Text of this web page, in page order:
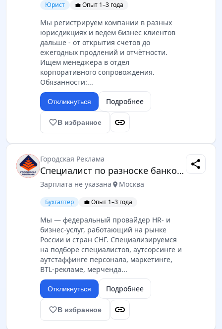
Юрист 💼 Опыт 1–3 года
Мы регистрируем компании в разных
юрисдикциях и ведём бизнес клиентов
дальше - от открытия счетов до
ежегодных продлений и отчётности.
Ищем менеджера в отдел
корпоративного сопровождения.
Обязанности:...
Откликнуться Подробнее
favorite_borderВ избранное link
Городская Реклама
Специалист по разноске банковских выписок
Зарплата не указана location_on Москва
Бухгалтер 💼 Опыт 1–3 года
Мы — федеральный провайдер HR- и
бизнес-услуг, работающий на рынке
России и стран СНГ. Специализируемся
на подборе специалистов, аутсорсинге и
аутстаффинге персонала, маркетинге,
BTL-рекламе, мерченда...
Откликнуться Подробнее
favorite_borderВ избранное link
share